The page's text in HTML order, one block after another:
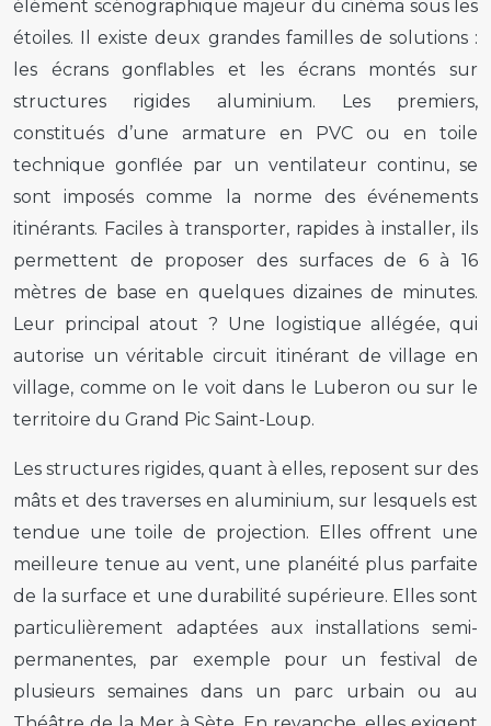
élément scénographique majeur du cinéma sous les
étoiles. Il existe deux grandes familles de solutions :
les écrans gonflables et les écrans montés sur
structures rigides aluminium. Les premiers,
constitués d’une armature en PVC ou en toile
technique gonflée par un ventilateur continu, se
sont imposés comme la norme des événements
itinérants. Faciles à transporter, rapides à installer, ils
permettent de proposer des surfaces de 6 à 16
mètres de base en quelques dizaines de minutes.
Leur principal atout ? Une logistique allégée, qui
autorise un véritable circuit itinérant de village en
village, comme on le voit dans le Luberon ou sur le
territoire du Grand Pic Saint-Loup.
Les structures rigides, quant à elles, reposent sur des
mâts et des traverses en aluminium, sur lesquels est
tendue une toile de projection. Elles offrent une
meilleure tenue au vent, une planéité plus parfaite
de la surface et une durabilité supérieure. Elles sont
particulièrement adaptées aux installations semi-
permanentes, par exemple pour un festival de
plusieurs semaines dans un parc urbain ou au